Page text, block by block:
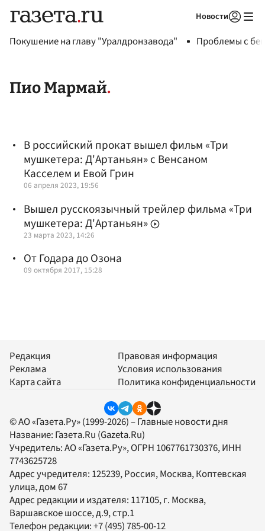
Новости
Покушение на главу "Уралдронзавода" Проблемы с
Пио Мармай
В российский прокат вышел фильм «Три
мушкетера: Д'Артаньян» с Венсаном
Касселем и Евой Грин
06 апреля 2023, 19:56
Вышел русскоязычный трейлер фильма «Три
мушкетера: Д'Артаньян»
23 марта 2023, 14:26
От Годара до Озона
09 октября 2017, 15:28
Редакция
Реклама
Карта сайта
Правовая информация
Условия использования
Политика конфиденциальности
© АО «Газета.Ру» (1999-2026) – Главные новости дня
Название: Газета.Ru (Gazeta.Ru)
Учредитель:АО «Газета.Ру», ОГРН 1067761730376, ИНН
7743625728
Адрес учредителя: 125239, Россия, Москва, Коптевская
улица, дом 67
Адрес редакции и издателя: 117105, г. Москва,
Варшавское шоссе, д.9, стр.1
Телефон редакции:+7 (495) 785-00-12